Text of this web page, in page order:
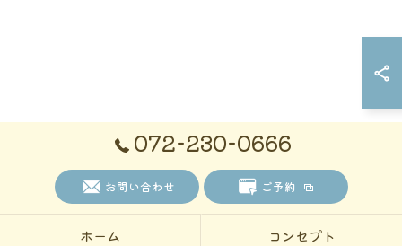
072-230-0666
お問い合わせ ご予約
ホーム コンセプト